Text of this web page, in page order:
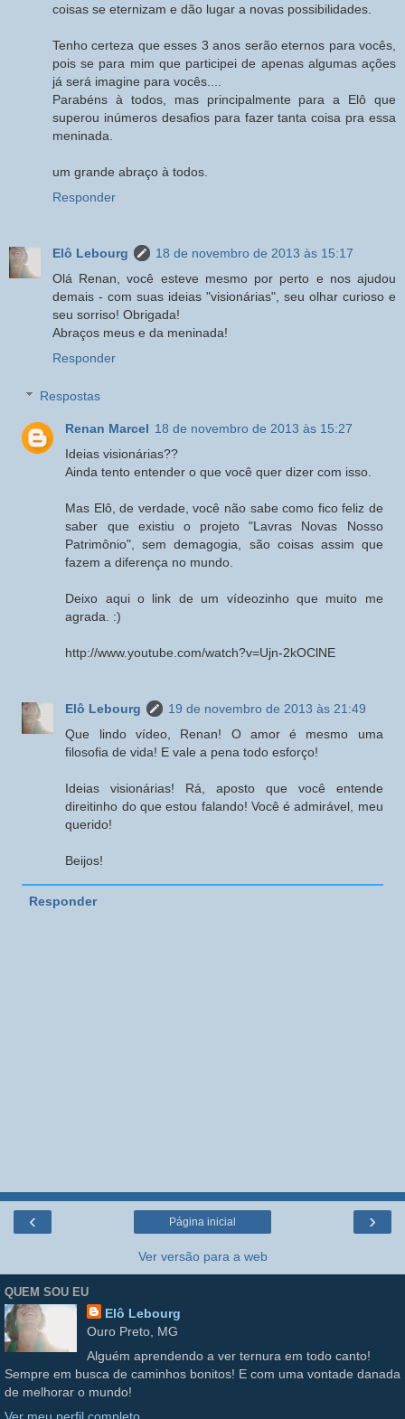
coisas se eternizam e dão lugar a novas possibilidades.
Tenho certeza que esses 3 anos serão eternos para vocês,
pois se para mim que participei de apenas algumas ações
já será imagine para vocês....
Parabéns à todos, mas principalmente para a Elô que
superou inúmeros desafios para fazer tanta coisa pra essa
meninada.
um grande abraço à todos.
Responder
Elô Lebourg
18 de novembro de 2013 às 15:17
Olá Renan, você esteve mesmo por perto e nos ajudou
demais - com suas ideias "visionárias", seu olhar curioso e
seu sorriso! Obrigada!
Abraços meus e da meninada!
Responder
Respostas
Renan Marcel 18 de novembro de 2013 às 15:27
Ideias visionárias??
Ainda tento entender o que você quer dizer com isso.
Mas Elô, de verdade, você não sabe como fico feliz de
saber que existiu o projeto "Lavras Novas Nosso
Patrimônio", sem demagogia, são coisas assim que
fazem a diferença no mundo.
Deixo aqui o link de um vídeozinho que muito me
agrada. :)
http://www.youtube.com/watch?v=Ujn-2kOClNE
Elô Lebourg
19 de novembro de 2013 às 21:49
Que lindo vídeo, Renan! O amor é mesmo uma
filosofia de vida! E vale a pena todo esforço!
Ideias visionárias! Rá, aposto que você entende
direitinho do que estou falando! Você é admirável, meu
querido!
Beijos!
Responder
‹ ›
Página inicial
Ver versão para a web
QUEM SOU EU
Elô Lebourg
Ouro Preto, MG
Alguém aprendendo a ver ternura em todo canto!
Sempre em busca de caminhos bonitos! E com uma vontade danada
de melhorar o mundo!